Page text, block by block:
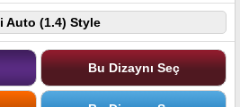
Auto (1.4) Style
Bu Dizaynı Seç